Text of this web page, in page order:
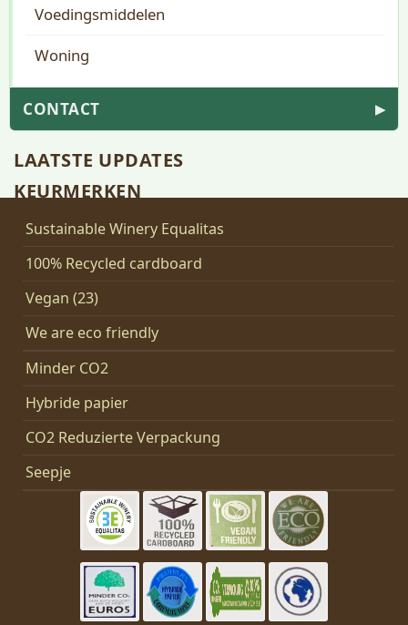
Voedingsmiddelen
Woning
CONTACT ▶
LAATSTE UPDATES
KEURMERKEN
Sustainable Winery Equalitas
100% Recycled cardboard
Vegan (23)
We are eco friendly
Minder CO2
Hybride papier
CO2 Reduzierte Verpackung
Seepje